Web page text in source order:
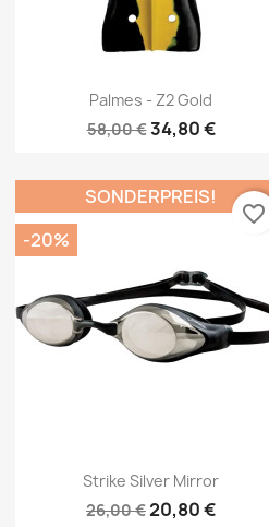
Vorschau
Palmes - Z2 Gold
58,00 €34,80 €
Vorschau
Strike Silver Mirror
26,00 €20,80 €
SONDERPREIS!
-20%
favorite_border